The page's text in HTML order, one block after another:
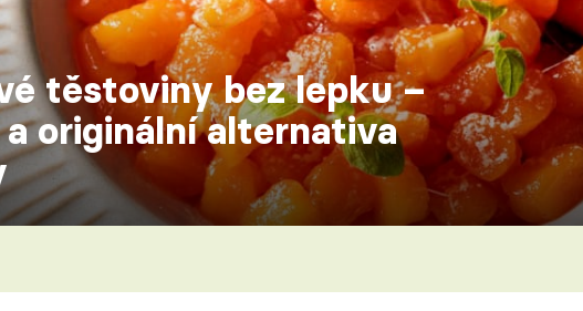
těstoviny bez lepku –
a originální alternativa